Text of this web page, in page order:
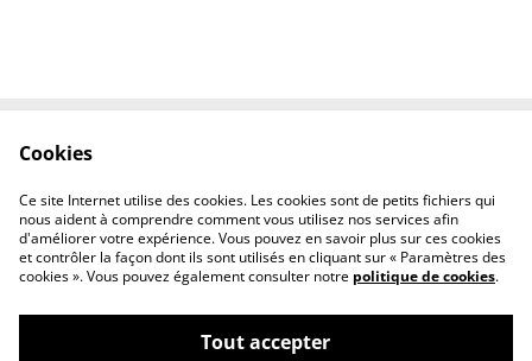
Politique de
confidentialité
Politique de cookies
Cookies
Ce site Internet utilise des cookies. Les cookies sont de petits fichiers qui
nous aident à comprendre comment vous utilisez nos services afin
d'améliorer votre expérience. Vous pouvez en savoir plus sur ces cookies
et contrôler la façon dont ils sont utilisés en cliquant sur « Paramètres des
cookies ». Vous pouvez également consulter notre politique de cookies.
Tout accepter